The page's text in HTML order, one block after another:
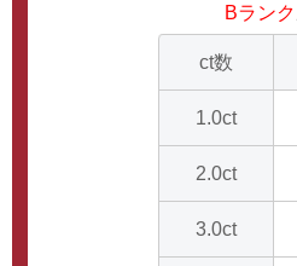
Bランク
ct数
1.0ct
2.0ct
3.0ct